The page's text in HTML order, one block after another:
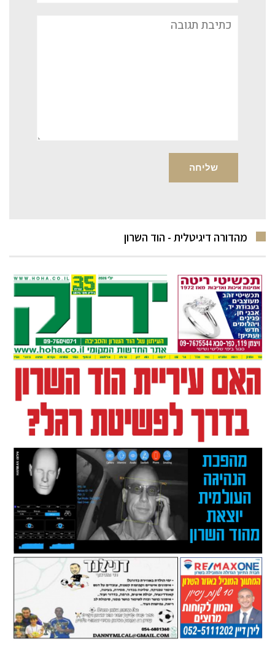
תגובה
מהדורה דיגיטלית - הוד השרון